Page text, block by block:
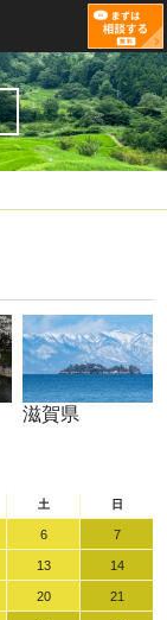
滋賀県
土 日
6 7
13 14
20 21